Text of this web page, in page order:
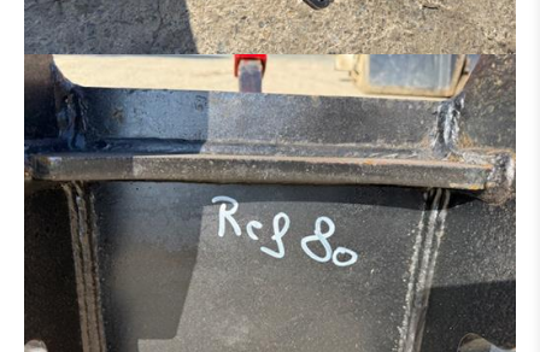
HYDRAULIK VERTEILER
MOTOR
BETON-EISENBIEGER
BETONSTAHLSCHERE
MULCHER